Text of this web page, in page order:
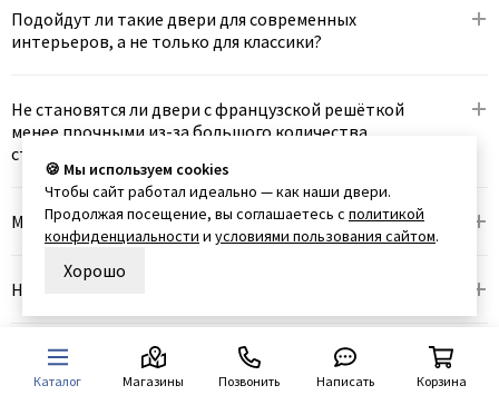
Подойдут ли такие двери для современных
интерьеров, а не только для классики?
Не становятся ли двери с французской решёткой
менее прочными из-за большого количества
стеклянных вставок?
Можно ли выбрать цвет переплётов и стекла?
Насколько такие двери пропускают свет?
Можно ли изготовить дверь нестандартного
размера?
Каталог Магазины Позвонить Написать Корзина
🍪 Мы используем cookies
Чтобы сайт работал идеально — как наши двери.
Продолжая посещение, вы соглашаетесь с политикой
конфиденциальности и условиями пользования сайтом.
Хорошо